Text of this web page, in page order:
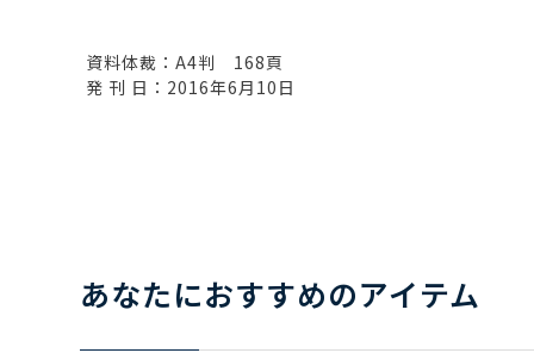
資料体裁：A4判 168頁
発 刊 日：2016年6月10日
あなたにおすすめのアイテム